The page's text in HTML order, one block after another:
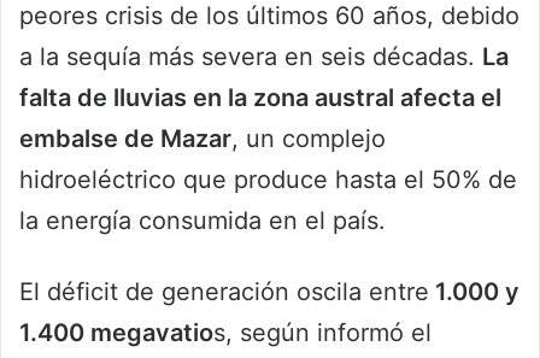
peores crisis de los últimos 60 años, debido
a la sequía más severa en seis décadas. La
falta de lluvias en la zona austral afecta el
embalse de Mazar, un complejo
hidroeléctrico que produce hasta el 50% de
la energía consumida en el país.
El déficit de generación oscila entre 1.000 y
1.400 megavatios, según informó el